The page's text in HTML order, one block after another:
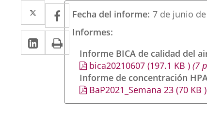
Twitter
Enlace
a
una
aplicación
externa.
Facebook
Enlace
a
una
aplicación
externa.
Linkedin
Enlace
a
aplicación
externa.
Print
Fecha del informe 7 de junio de
Informes
Informe BICA de calidad del
bica20210607(197.1 KB )(7
Informe de concentración
BaP2021_Semana 23(70 KB )